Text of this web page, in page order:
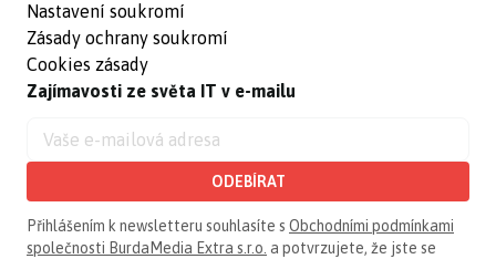
Nastavení soukromí
Zásady ochrany soukromí
Cookies zásady
Zajímavosti ze světa IT v e-mailu
ODEBÍRAT
Přihlášením k newsletteru souhlasíte s Obchodními podmínkami
společnosti BurdaMedia Extra s.r.o. a potvrzujete, že jste se